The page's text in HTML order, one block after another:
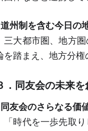
州制を含む今日の
大都市圏、地方圏
を踏まえ、地方分権
．同友会の未来を
友会のさらなる価
時代を一歩先取り